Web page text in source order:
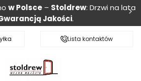
w Polsce – Stoldrew: Drzwi na lata
Jakości.
Monitoring przesyłki
Lista kontaktów